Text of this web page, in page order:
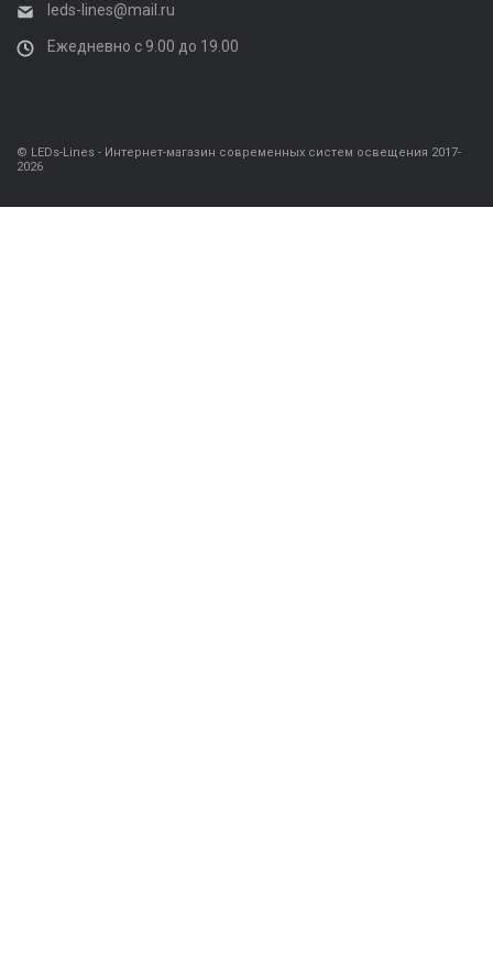
leds-lines@mail.ru
Ежедневно с 9.00 до 19.00
© LEDs-Lines - Интернет-магазин современных систем освещения 2017-
2026